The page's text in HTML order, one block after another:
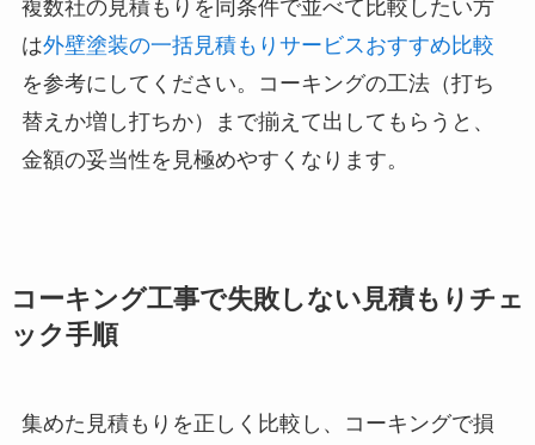
複数社の見積もりを同条件で並べて比較したい方
は外壁塗装の一括見積もりサービスおすすめ比較
を参考にしてください。コーキングの工法（打ち
替えか増し打ちか）まで揃えて出してもらうと、
金額の妥当性を見極めやすくなります。
コーキング工事で失敗しない見積もりチェ
ック手順
集めた見積もりを正しく比較し、コーキングで損